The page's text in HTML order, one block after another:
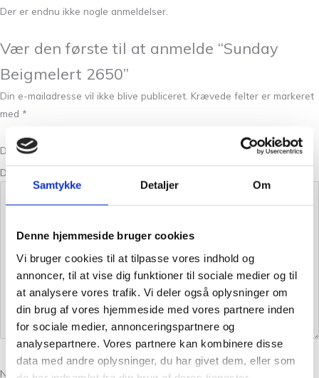
Samtykke Detaljer Om
Denne hjemmeside bruger cookies
Vi bruger cookies til at tilpasse vores indhold og
annoncer, til at vise dig funktioner til sociale medier og til
at analysere vores trafik. Vi deler også oplysninger om
din brug af vores hjemmeside med vores partnere inden
for sociale medier, annonceringspartnere og
analysepartnere. Vores partnere kan kombinere disse
data med andre oplysninger, du har givet dem, eller som
Der er endnu ikke nogle anmeldelser.
Vær den første til at anmelde “Sunday
Beigmelert 2650”
Din e-mailadresse vil ikke blive publiceret. Krævede felter er markeret
med *
Din bedømmelse
Din anmeldelse
Navn*